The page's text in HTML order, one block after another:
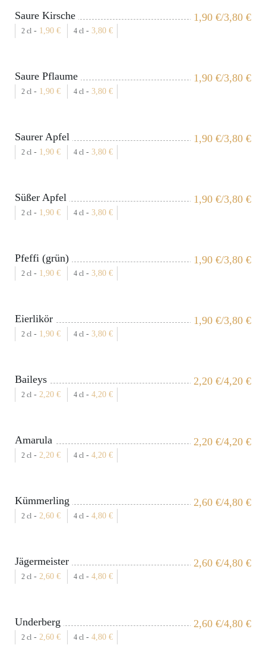
1,90 €/3,80 €
Saure Kirsche
2 cl - 1,90 € 4 cl - 3,80 €
1,90 €/3,80 €
Saure Pflaume
2 cl - 1,90 € 4 cl - 3,80 €
1,90 €/3,80 €
Saurer Apfel
2 cl - 1,90 € 4 cl - 3,80 €
1,90 €/3,80 €
Süßer Apfel
2 cl - 1,90 € 4 cl - 3,80 €
1,90 €/3,80 €
Pfeffi (grün)
2 cl - 1,90 € 4 cl - 3,80 €
1,90 €/3,80 €
Eierlikör
2 cl - 1,90 € 4 cl - 3,80 €
2,20 €/4,20 €
Baileys
2 cl - 2,20 € 4 cl - 4,20 €
2,20 €/4,20 €
Amarula
2 cl - 2,20 € 4 cl - 4,20 €
2,60 €/4,80 €
Kümmerling
2 cl - 2,60 € 4 cl - 4,80 €
2,60 €/4,80 €
Jägermeister
2 cl - 2,60 € 4 cl - 4,80 €
2,60 €/4,80 €
Underberg
2 cl - 2,60 € 4 cl - 4,80 €